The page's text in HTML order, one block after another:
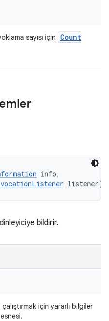
sayısı için
Count
info,
listener)
bildirir.
için yararlı bilgiler